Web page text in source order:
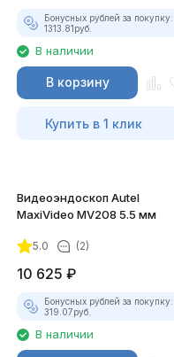
Бонусных рублей за покупку:
1313.81руб.
В наличии
В корзину
Купить в 1 клик
Видеоэндоскоп Autel
MaxiVideo MV208 5.5 мм
5.0 (2)
10 625 ₽
Бонусных рублей за покупку:
319.07руб.
В наличии